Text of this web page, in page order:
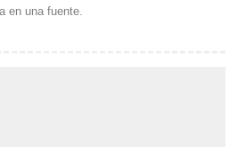
en una fuente.